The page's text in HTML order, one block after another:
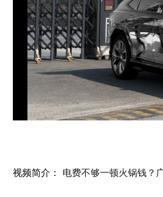
视频简介： 电费不够一顿火锅钱？